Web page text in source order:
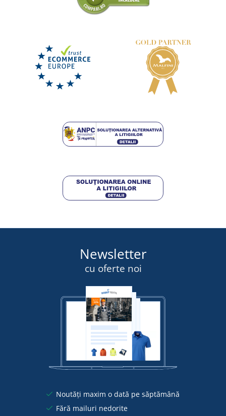
Newsletter
cu oferte noi
Noutăți maxim o dată pe săptămână
Fără mailuri nedorite